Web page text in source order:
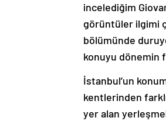
incelediğim
görüntüler ilgimi
bölümünde
konuyu dönemin
İstanbul’un
kentlerinden
yer alan